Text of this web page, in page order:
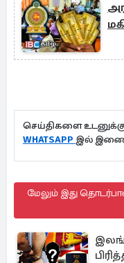
செய்திகளை
WHATSAPP இல்
மேலும் இது